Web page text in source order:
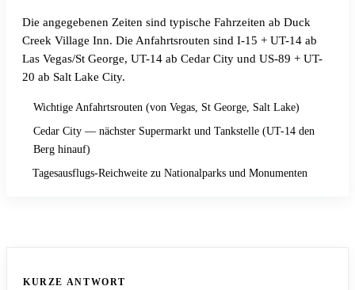
Die angegebenen Zeiten sind typische Fahrzeiten ab Duck
Creek Village Inn. Die Anfahrtsrouten sind I-15 + UT-14 ab
Las Vegas/St George, UT-14 ab Cedar City und US-89 + UT-
20 ab Salt Lake City.
Wichtige Anfahrtsrouten (von Vegas, St George, Salt Lake)
Cedar City — nächster Supermarkt und Tankstelle (UT-14 den
Berg hinauf)
Tagesausflugs-Reichweite zu Nationalparks und Monumenten
KURZE ANTWORT